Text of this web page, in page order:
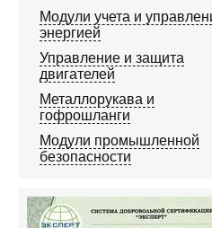
Модули учета и
энергией
Управление и защита
двигателей
Металлорукава и
гофрошланги
Модули промышленной
безопасности